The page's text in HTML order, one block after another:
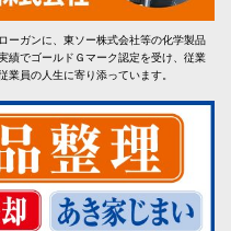
ガンに、東ソー株式会社等の化学製品
績でゴールドＧマーク認定を受け、従業
業員の人生に寄り添っています。